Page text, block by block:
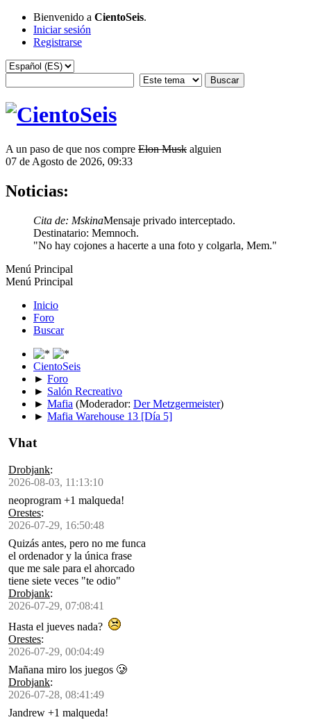
Bienvenido a CientoSeis.
Iniciar sesión
Registrarse
A un paso de que nos compre Elon Musk alguien
07 de Agosto de 2026, 09:33
Noticias:
Cita de: MskinaMensaje privado interceptado.
Destinatario: Memnoch.
"No hay cojones a hacerte a una foto y colgarla, Mem."
Menú Principal
Menú Principal
Inicio
Foro
Buscar
CientoSeis
► Foro
► Salón Recreativo
► Mafia (Moderador: Der Metzgermeister)
► Mafia Warehouse 13 [Día 5]
Vhat
Drobjank:
2026-08-03, 11:13:10
neoprogram +1 malqueda!
Orestes:
2026-07-29, 16:50:48
Quizás antes, pero no me funca
el ordenador y la única frase
que me sale para el ahorcado
tiene siete veces "te odio"
Drobjank:
2026-07-29, 07:08:41
Hasta el jueves nada?
Orestes:
2026-07-29, 00:04:49
Mañana miro los juegos 🥲
Drobjank:
2026-07-28, 08:41:49
Jandrew +1 malqueda!